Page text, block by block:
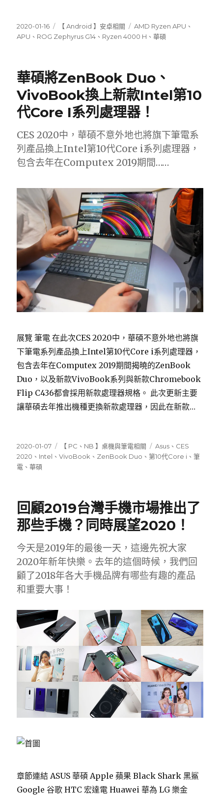
發
佈
2020-01-16
分
類
【 Android 】安卓相關
標
籤
AMD Ryzen APU 、
APU 、 ROG Zephyrus G14 、 Ryzen 4000 H 、華碩
華碩將ZenBook Duo、
VivoBook換上新款Intel第10
代Core I系列處理器！
CES 2020中，華碩不意外地也將旗下筆電系
列產品換上Intel第10代Core i系列處理器，
包含去年在Computex 2019期間……
展覽 筆電 在此次CES 2020中，華碩不意外地也將旗
下筆電系列產品換上Intel第10代Core i系列處理器，
包含去年在Computex 2019期間揭曉的ZenBook
Duo，以及新款VivoBook系列與新款Chromebook
Flip C436都會採用新款處理器規格。 此次更新主要
讓華碩去年推出機種更換新款處理器，因此在新款…
發
佈
日
2020-01-07
分
類
【 PC、NB 】桌機與筆電相關
標
籤
Asus 、 CES
2020 、 Intel 、VivoBook 、 ZenBook Duo 、 第10代Core i 、筆
電 、華碩
回顧2019台灣手機市場推出了
那些手機？同時展望2020！
今天是2019年的最後一天，這邊先祝大家
2020年新年快樂。去年的這個時候，我們回
顧了2018年各大手機品牌有哪些有趣的產品
和重要大事！
章節連結 ASUS 華碩 Apple 蘋果 Black Shark 黑鯊
Google 谷歌 HTC 宏達電 Huawei 華為 LG 樂金